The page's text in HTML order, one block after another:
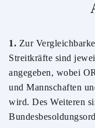
1. Zur
Streitkräfte sind
angegeben, wobei
und Mannschaften
wird. Des Weiteren